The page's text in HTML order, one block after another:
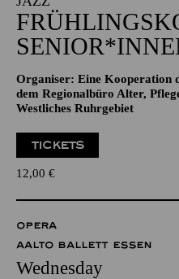
Organiser: Eine Kooperation
dem Regionalbüro Alter,
Westliches Ruhrgebiet
TICKETS
12,00 €
OPERA
AALTO BALLETT ESSEN
Wednesday